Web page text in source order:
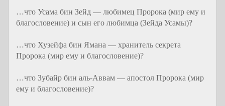
…что Усама бин Зейд — любимец Пророка (мир ему и
благословение) и сын его любимца (Зейда Усамы)?
…что Хузейфа бин Ямана — хранитель секрета
Пророка (мир ему и благословение)?
…что Зубайр бин аль-Аввам — апостол Пророка (мир
ему и благословение)?